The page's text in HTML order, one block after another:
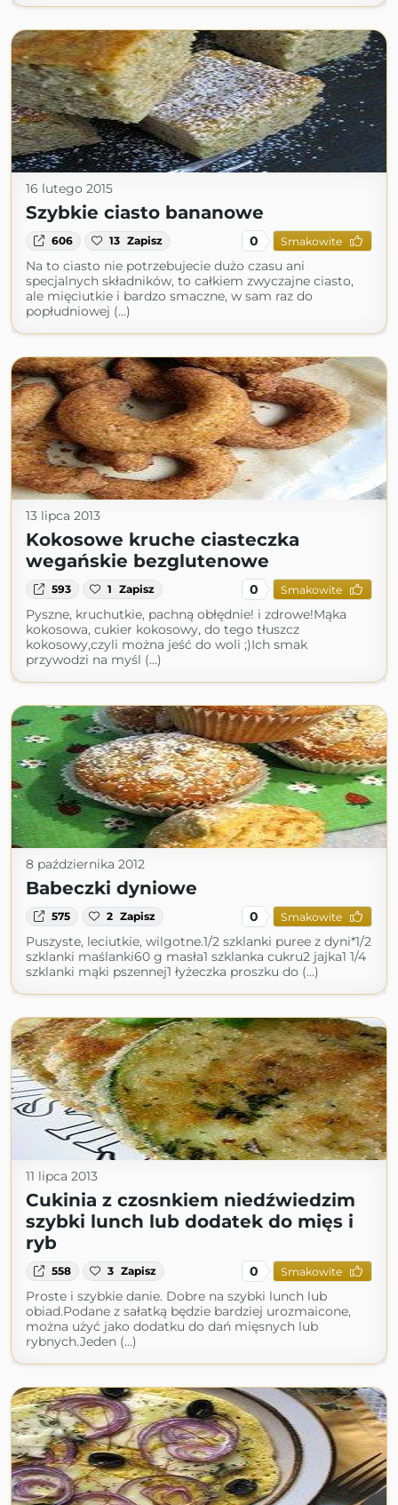
16 lutego 2015
Szybkie ciasto bananowe
606 13 Zapisz 0 Smakowite
Na to ciasto nie potrzebujecie dużo czasu ani
specjalnych składników, to całkiem zwyczajne ciasto,
ale mięciutkie i bardzo smaczne, w sam raz do
popłudniowej (...)
13 lipca 2013
Kokosowe kruche ciasteczka
wegańskie bezglutenowe
593 1 Zapisz 0 Smakowite
Pyszne, kruchutkie, pachną obłędnie! i zdrowe!Mąka
kokosowa, cukier kokosowy, do tego tłuszcz
kokosowy,czyli można jeść do woli ;)Ich smak
przywodzi na myśl (...)
8 października 2012
Babeczki dyniowe
575 2 Zapisz 0 Smakowite
Puszyste, leciutkie, wilgotne.1/2 szklanki puree z dyni*1/2
szklanki maślanki60 g masła1 szklanka cukru2 jajka1 1/4
szklanki mąki pszennej1 łyżeczka proszku do (...)
11 lipca 2013
Cukinia z czosnkiem niedźwiedzim
szybki lunch lub dodatek do mięs i
ryb
558 3 Zapisz 0 Smakowite
Proste i szybkie danie. Dobre na szybki lunch lub
obiad.Podane z sałatką będzie bardziej urozmaicone,
można użyć jako dodatku do dań mięsnych lub
rybnych.Jeden (...)